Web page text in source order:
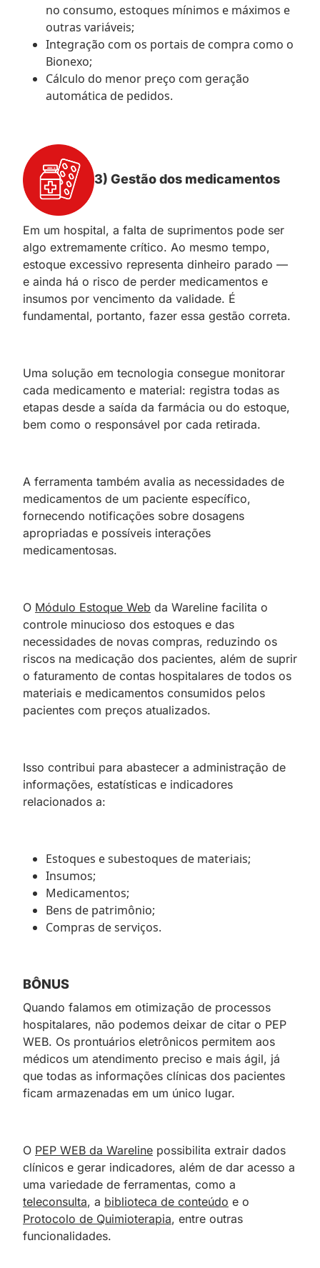
no consumo, estoques mínimos e máximos e
outras variáveis;
Integração com os portais de compra como o
Bionexo;
Cálculo do menor preço com geração
automática de pedidos.
3) Gestão dos medicamentos
Em um hospital, a falta de suprimentos pode ser
algo extremamente crítico. Ao mesmo tempo,
estoque excessivo representa dinheiro parado —
e ainda há o risco de perder medicamentos e
insumos por vencimento da validade. É
fundamental, portanto, fazer essa gestão correta.
Uma solução em tecnologia consegue monitorar
cada medicamento e material: registra todas as
etapas desde a saída da farmácia ou do estoque,
bem como o responsável por cada retirada.
A ferramenta também avalia as necessidades de
medicamentos de um paciente específico,
fornecendo notificações sobre dosagens
apropriadas e possíveis interações
medicamentosas.
O Módulo Estoque Web da Wareline facilita o
controle minucioso dos estoques e das
necessidades de novas compras, reduzindo os
riscos na medicação dos pacientes, além de suprir
o faturamento de contas hospitalares de todos os
materiais e medicamentos consumidos pelos
pacientes com preços atualizados.
Isso contribui para abastecer a administração de
informações, estatísticas e indicadores
relacionados a:
Estoques e subestoques de materiais;
Insumos;
Medicamentos;
Bens de patrimônio;
Compras de serviços.
BÔNUS
Quando falamos em otimização de processos
hospitalares, não podemos deixar de citar o PEP
WEB. Os prontuários eletrônicos permitem aos
médicos um atendimento preciso e mais ágil, já
que todas as informações clínicas dos pacientes
ficam armazenadas em um único lugar.
O PEP WEB da Wareline possibilita extrair dados
clínicos e gerar indicadores, além de dar acesso a
uma variedade de ferramentas, como a
teleconsulta, a biblioteca de conteúdo e o
Protocolo de Quimioterapia, entre outras
funcionalidades.